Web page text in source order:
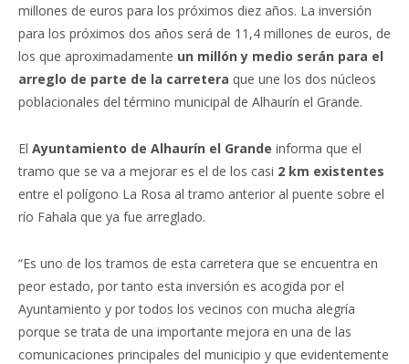
millones de euros para los próximos diez años. La inversión
para los próximos dos años será de 11,4 millones de euros, de
los que aproximadamente un millón y medio serán para el
arreglo de parte de la carretera que une los dos núcleos
poblacionales del término municipal de Alhaurín el Grande.
El Ayuntamiento de Alhaurín el Grande informa que el
tramo que se va a mejorar es el de los casi 2 km existentes
entre el polígono La Rosa al tramo anterior al puente sobre el
río Fahala que ya fue arreglado.
“Es uno de los tramos de esta carretera que se encuentra en
peor estado, por tanto esta inversión es acogida por el
Ayuntamiento y por todos los vecinos con mucha alegría
porque se trata de una importante mejora en una de las
comunicaciones principales del municipio y que evidentemente